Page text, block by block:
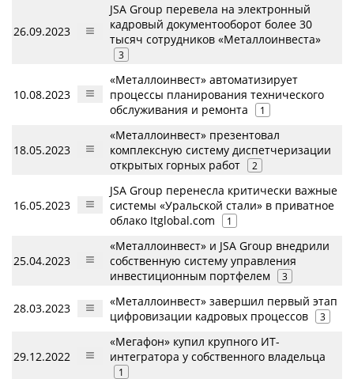
26.09.2023
JSA Group перевела на электронный
кадровый документооборот более 30
тысяч сотрудников «Металлоинвеста»
3
10.08.2023
«Металлоинвест» автоматизирует
процессы планирования технического
обслуживания и ремонта
1
18.05.2023
«Металлоинвест» презентовал
комплексную систему диспетчеризации
открытых горных работ
2
16.05.2023
JSA Group перенесла критически важные
системы «Уральской стали» в приватное
облако Itglobal.com
1
25.04.2023
«Металлоинвест» и JSA Group внедрили
собственную систему управления
инвестиционным портфелем
3
28.03.2023
«Металлоинвест» завершил первый этап
цифровизации кадровых процессов
3
29.12.2022
«Мегафон» купил крупного ИТ-
интегратора у собственного владельца
1